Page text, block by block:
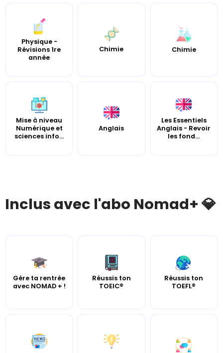
Physique -
Révisions 1re
année
Chimie Chimie
Mise à niveau
Numérique et
sciences info...
Anglais
Les Essentiels
Anglais - Revoir
les fond...
Inclus avec l'abo Nomad+ 💎
Gère ta rentrée
avec NOMAD + !
Réussis ton
TOEIC®
Réussis ton
TOEFL®